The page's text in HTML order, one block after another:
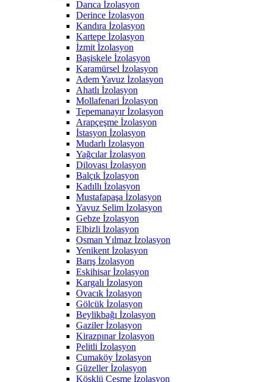
Darıca İzolasyon
Derince İzolasyon
Kandıra İzolasyon
Kartepe İzolasyon
İzmit İzolasyon
Başiskele İzolasyon
Karamürsel İzolasyon
Adem Yavuz İzolasyon
Ahatlı İzolasyon
Mollafenari İzolasyon
Tepemanayır İzolasyon
Arapçeşme İzolasyon
İstasyon İzolasyon
Mudarlı İzolasyon
Yağcılar İzolasyon
Dilovası İzolasyon
Balçık İzolasyon
Kadıllı İzolasyon
Mustafapaşa İzolasyon
Yavuz Selim İzolasyon
Gebze İzolasyon
Elbizli İzolasyon
Osman Yılmaz İzolasyon
Yenikent İzolasyon
Barış İzolasyon
Eskihisar İzolasyon
Kargalı İzolasyon
Ovacık İzolasyon
Gölcük İzolasyon
Beylikbağı İzolasyon
Gaziler İzolasyon
Kirazpınar İzolasyon
Pelitli İzolasyon
Cumaköy İzolasyon
Güzeller İzolasyon
Köşklü Çeşme İzolasyon